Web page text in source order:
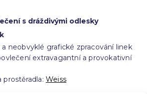
s dráždivými odlesky
a neobvyklé grafické zpracování linek
extravagantní a provokativní
prostěradla: Weiss